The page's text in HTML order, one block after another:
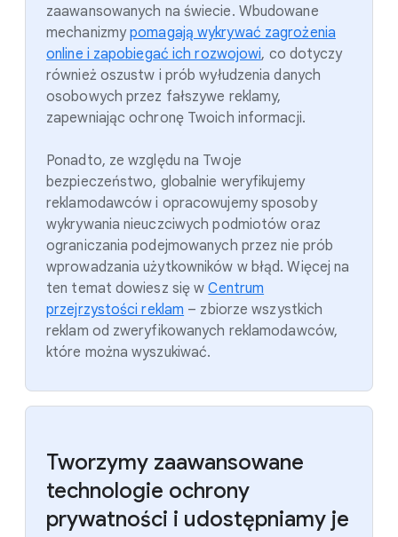
zaawansowanych na świecie. Wbudowane
mechanizmypomagają wykrywać zagrożenia
online i zapobiegać ich rozwojowi, co dotyczy
również oszustw i prób wyłudzenia danych
osobowych przez fałszywe reklamy,
zapewniając ochronę Twoich informacji.
Ponadto, ze względu na Twoje
bezpieczeństwo, globalnie weryfikujemy
reklamodawców i opracowujemy sposoby
wykrywania nieuczciwych podmiotów oraz
ograniczania podejmowanych przez nie prób
wprowadzania użytkowników w błąd. Więcej na
ten temat dowiesz się wCentrum
przejrzystości reklam – zbiorze wszystkich
reklam od zweryfikowanych reklamodawców,
które można wyszukiwać.
Tworzymy zaawansowane
technologie ochrony
prywatności i udostępniamy je